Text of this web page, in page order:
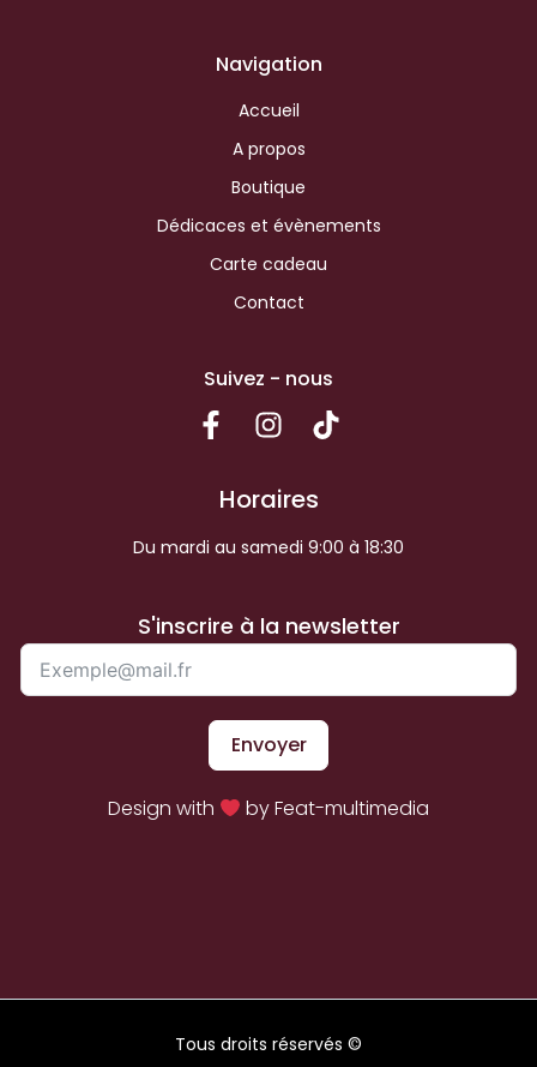
Navigation
Accueil
A propos
Boutique
Dédicaces et évènements
Carte cadeau
Contact
Suivez - nous
Horaires
Du mardi au samedi 9:00 à 18:30
S'inscrire à la newsletter
Envoyer
Design with by Feat-multimedia
Tous droits réservés ©